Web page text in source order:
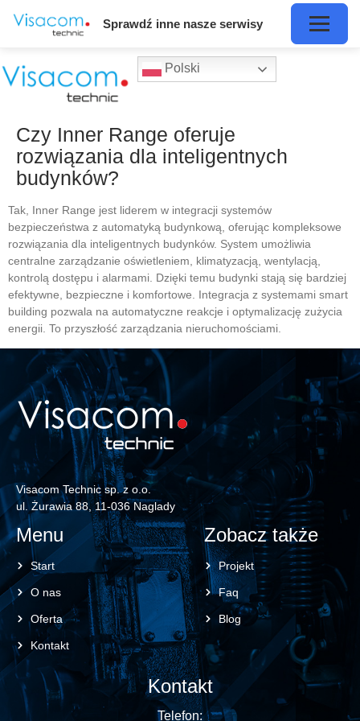
Polski
Czy Inner Range oferuje
rozwiązania dla inteligentnych
budynków?
Tak, Inner Range jest liderem w integracji systemów
bezpieczeństwa z automatyką budynkową, oferując kompleksowe
rozwiązania dla inteligentnych budynków. System umożliwia
centralne zarządzanie oświetleniem, klimatyzacją, wentylacją,
kontrolą dostępu i alarmami. Dzięki temu budynki stają się bardziej
efektywne, bezpieczne i komfortowe. Integracja z systemami smart
building pozwala na automatyczne reakcje i optymalizację zużycia
energii. To przyszłość zarządzania nieruchomościami.
Visacom Technic sp. z o.o.
ul. Żurawia 88, 11-036 Naglady
Menu
Start
O nas
Oferta
Kontakt
Zobacz także
Projekt
Faq
Blog
Kontakt
Telefon:
Sprawdź inne nasze serwisy